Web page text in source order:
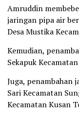
Amruddin
jaringan pipa air
Desa Mustika
Kemudian,
Sekapuk
Juga, penambahan
Sari Kecamatan
Kecamatan Kusan